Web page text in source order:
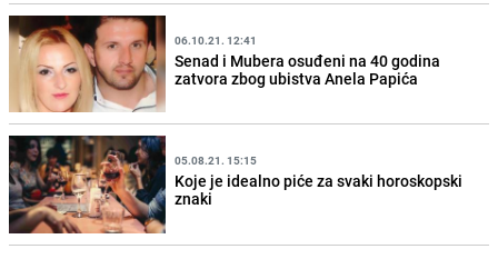
06.10.21. 12:41
Senad i Mubera osuđeni na 40 godina
zatvora zbog ubistva Anela Papića
05.08.21. 15:15
Koje je idealno piće za svaki horoskopski
znaki